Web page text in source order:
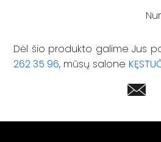
Dėl šio produkto galime Jus
262 35 96, mūsų salone